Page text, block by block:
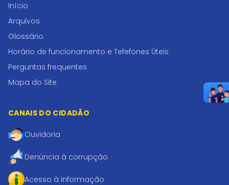
Início
Arquivos
Glossário
Horário de funcionamento e Tefefones Úteis
Perguntas frequentes
Mapa do Site
CANAIS DO CIDADÃO
Ouvidoria
Denúncia à corrupção
Acesso à informação